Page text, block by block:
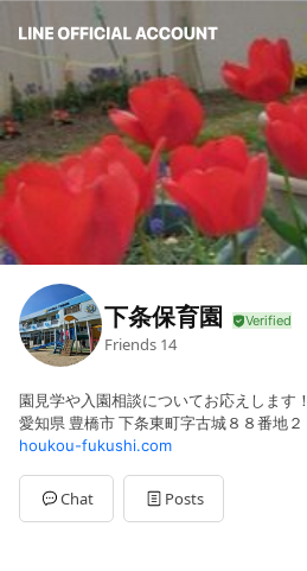
下条保育園
Friends 14
園見学や入園相談についてお応えします！
愛知県 豊橋市 下条東町字古城８８番地２
houkou-fukushi.com
Chat Posts